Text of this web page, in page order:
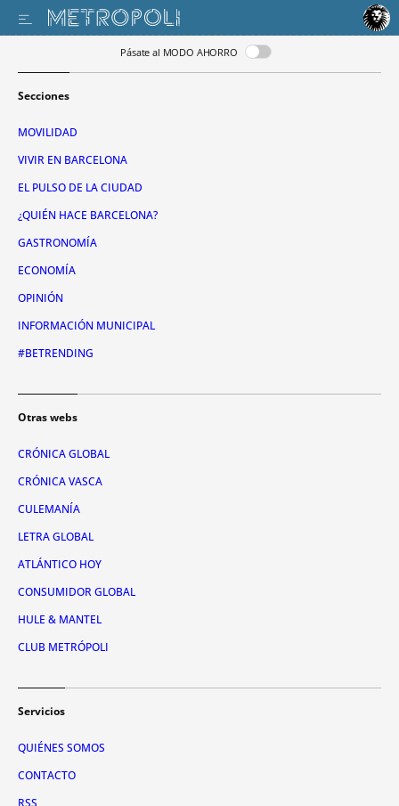
Pásate al MODO AHORRO
Secciones
MOVILIDAD
VIVIR EN BARCELONA
EL PULSO DE LA CIUDAD
¿QUIÉN HACE BARCELONA?
GASTRONOMÍA
ECONOMÍA
OPINIÓN
INFORMACIÓN MUNICIPAL
#BETRENDING
Otras webs
CRÓNICA GLOBAL
CRÓNICA VASCA
CULEMANÍA
LETRA GLOBAL
ATLÁNTICO HOY
CONSUMIDOR GLOBAL
HULE & MANTEL
CLUB METRÓPOLI
Servicios
QUIÉNES SOMOS
CONTACTO
RSS